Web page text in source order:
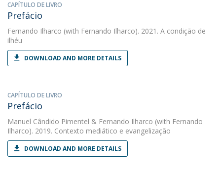
CAPÍTULO DE LIVRO
Prefácio
Fernando Ilharco (with Fernando Ilharco). 2021. A condição de
ilhéu
DOWNLOAD AND MORE DETAILS
CAPÍTULO DE LIVRO
Prefácio
Manuel Cândido Pimentel & Fernando Ilharco (with Fernando
Ilharco). 2019. Contexto mediático e evangelização
DOWNLOAD AND MORE DETAILS